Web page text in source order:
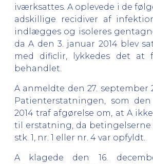
iværksattes. A oplevede i de
adskillige recidiver af
indlægges og isoleres
da A den 3. januar 2014 blev
med dificlir, lykkedes det at
behandlet.
A anmeldte den 27. september
Patienterstatningen, som den
2014 traf afgørelse om, at A
til erstatning, da betingelserne
stk. 1, nr. 1 eller nr. 4 var opfyldt.
A klagede den 16.